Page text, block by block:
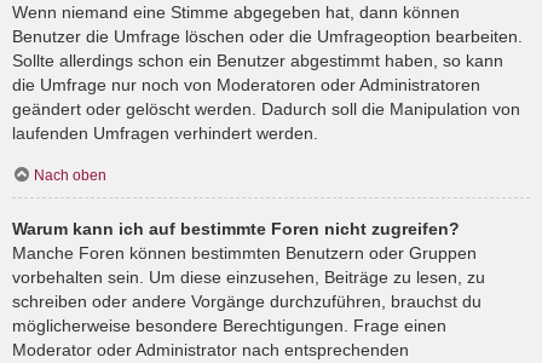
Wenn niemand eine Stimme abgegeben hat, dann können
Benutzer die Umfrage löschen oder die Umfrageoption bearbeiten.
Sollte allerdings schon ein Benutzer abgestimmt haben, so kann
die Umfrage nur noch von Moderatoren oder Administratoren
geändert oder gelöscht werden. Dadurch soll die Manipulation von
laufenden Umfragen verhindert werden.
Nach oben
Warum kann ich auf bestimmte Foren nicht zugreifen?
Manche Foren können bestimmten Benutzern oder Gruppen
vorbehalten sein. Um diese einzusehen, Beiträge zu lesen, zu
schreiben oder andere Vorgänge durchzuführen, brauchst du
möglicherweise besondere Berechtigungen. Frage einen
Moderator oder Administrator nach entsprechenden